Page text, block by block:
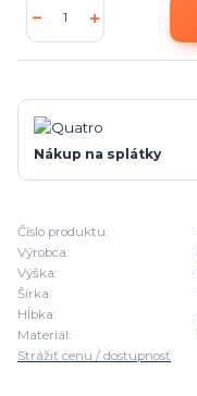
Nákup na splátky
Číslo produktu:
Výrobca:
Výška:
Šírka:
Hĺbka:
Materiál:
Strážiť cenu / dostupnosť